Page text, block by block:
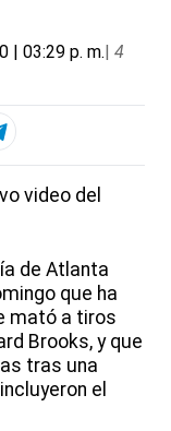
| 03:29 p. m.| 4
video del
de Atlanta
que ha
mató a tiros
Brooks, y que
tras una
el